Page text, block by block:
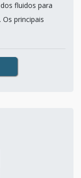
fluidos para
principais